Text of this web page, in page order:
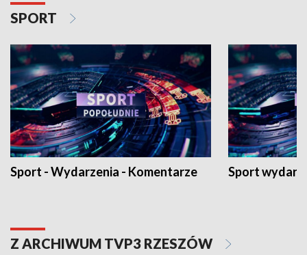
SPORT
Sport - Wydarzenia - Komentarze Sport
Z ARCHIWUM TVP3 RZESZÓW